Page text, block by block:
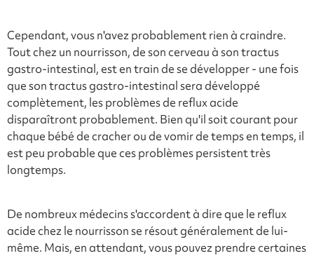
Cependant, vous n'avez probablement rien à craindre.
Tout chez un nourrisson, de son cerveau à son tractus
gastro-intestinal, est en train de se développer - une fois
que son tractus gastro-intestinal sera développé
complètement, les problèmes de reflux acide
disparaîtront probablement. Bien qu'il soit courant pour
chaque bébé de cracher ou de vomir de temps en temps, il
est peu probable que ces problèmes persistent très
longtemps.
De nombreux médecins s'accordent à dire que le reflux
acide chez le nourrisson se résout généralement de lui-
même. Mais, en attendant, vous pouvez prendre certaines